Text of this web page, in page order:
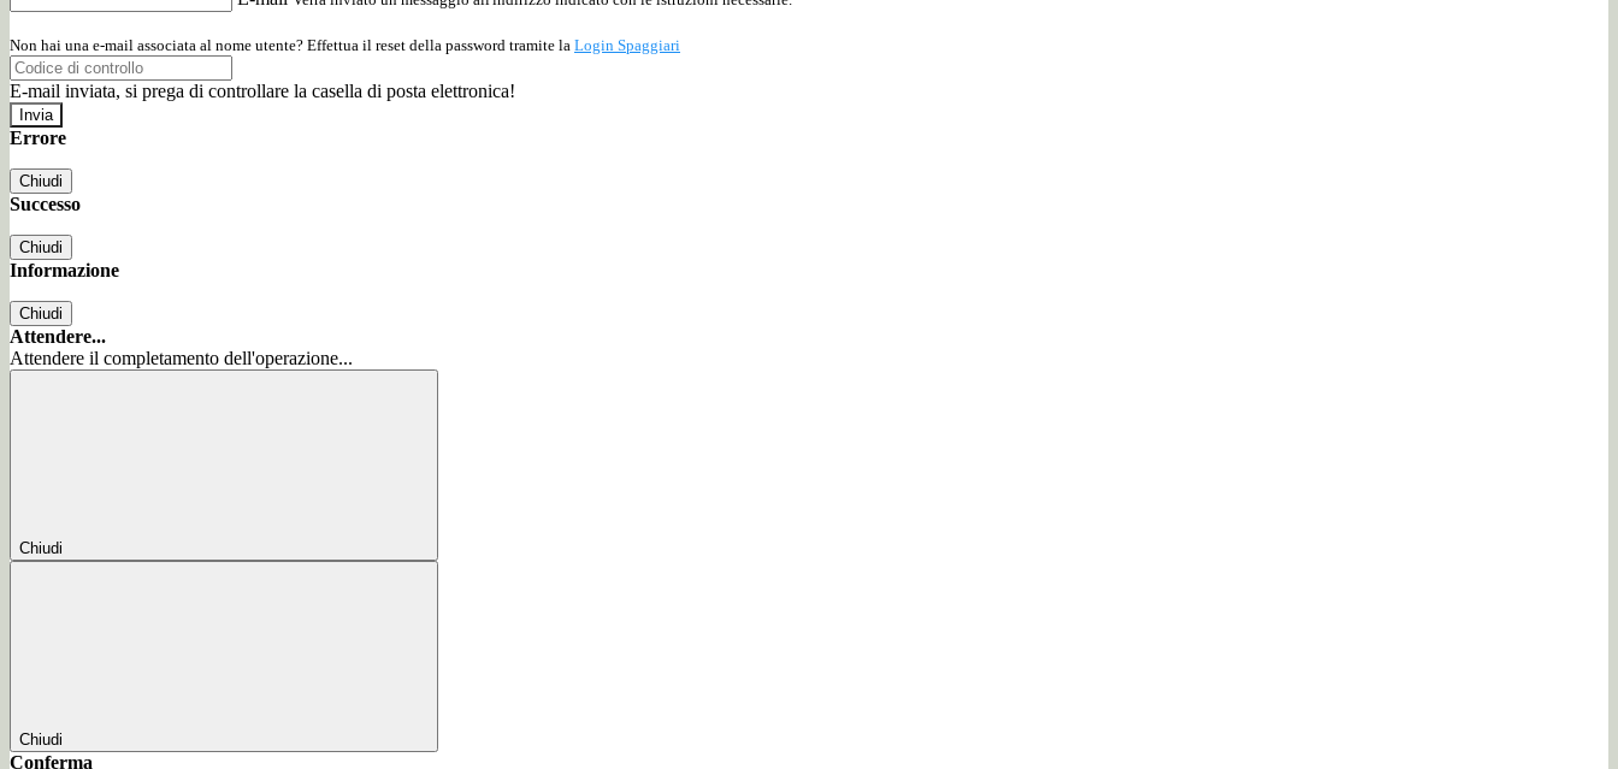
Non hai una e-mail associata al nome utente? Effettua il reset della password tramite la Login Spaggiari
E-mail inviata, si prega di controllare la casella di posta elettronica!
Errore
Chiudi
Successo
Chiudi
Informazione
Chiudi
Attendere...
Attendere il completamento dell'operazione...
Chiudi
Chiudi
Conferma